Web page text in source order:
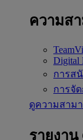
ความส
Digital
การส
การจั
ดูความสาม
รายงาน